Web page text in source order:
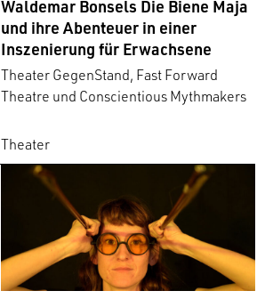
Waldemar Bonsels Die Biene Maja
und ihre Abenteuer in einer
Inszenierung für Erwachsene
Theater GegenStand, Fast Forward
Theatre und Conscientious Mythmakers
Theater